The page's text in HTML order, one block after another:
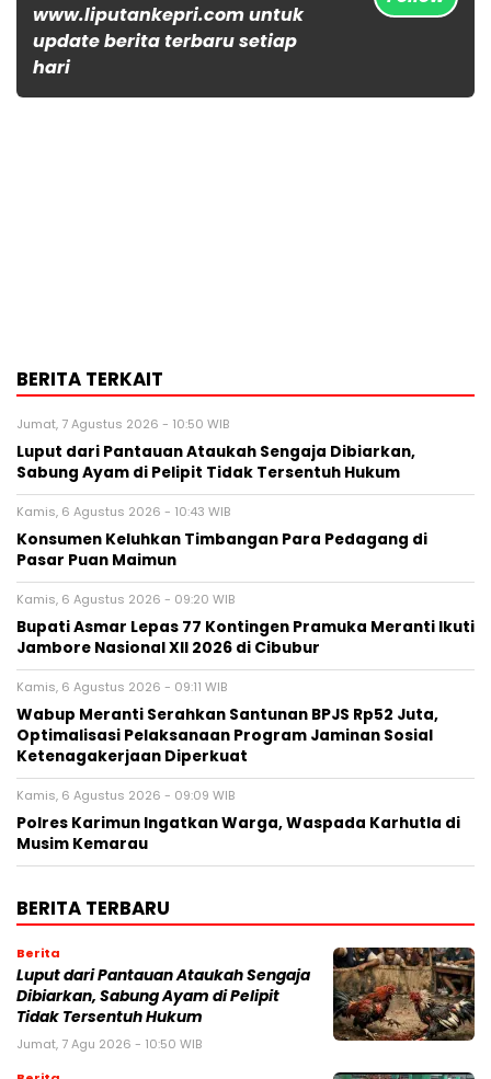
www.liputankepri.com untuk
update berita terbaru setiap
hari
BERITA TERKAIT
Jumat, 7 Agustus 2026 - 10:50 WIB
Luput dari Pantauan Ataukah Sengaja Dibiarkan,
Sabung Ayam di Pelipit Tidak Tersentuh Hukum
Kamis, 6 Agustus 2026 - 10:43 WIB
Konsumen Keluhkan Timbangan Para Pedagang di
Pasar Puan Maimun
Kamis, 6 Agustus 2026 - 09:20 WIB
Bupati Asmar Lepas 77 Kontingen Pramuka Meranti Ikuti
Jambore Nasional XII 2026 di Cibubur
Kamis, 6 Agustus 2026 - 09:11 WIB
Wabup Meranti Serahkan Santunan BPJS Rp52 Juta,
Optimalisasi Pelaksanaan Program Jaminan Sosial
Ketenagakerjaan Diperkuat
Kamis, 6 Agustus 2026 - 09:09 WIB
Polres Karimun Ingatkan Warga, Waspada Karhutla di
Musim Kemarau
BERITA TERBARU
Berita
Luput dari Pantauan Ataukah Sengaja
Dibiarkan, Sabung Ayam di Pelipit
Tidak Tersentuh Hukum
Jumat, 7 Agu 2026 - 10:50 WIB